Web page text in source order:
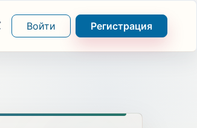
Войти Регистрация